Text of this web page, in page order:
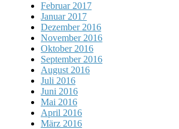
Februar 2017
Januar 2017
Dezember 2016
November 2016
Oktober 2016
September 2016
August 2016
Juli 2016
Juni 2016
Mai 2016
April 2016
März 2016